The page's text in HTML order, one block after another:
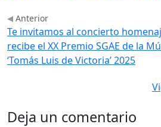
Anterior
Te invitamos al concierto
recibe el XX Premio SGAE de la
‘Tomás Luis de Victoria’ 2025
Deja un comentario